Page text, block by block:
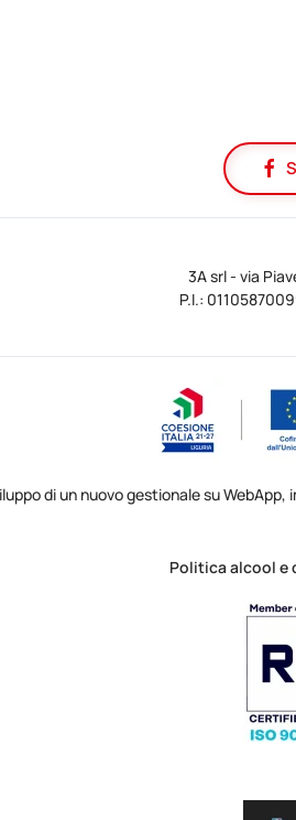
3A srl - via
P.I.:
di un nuovo gestionale su
Politica alcool e